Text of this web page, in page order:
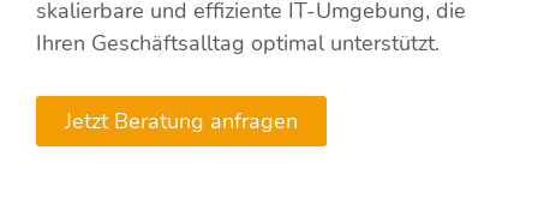
skalierbare und effiziente IT-Umgebung, die
Ihren Geschäftsalltag optimal unterstützt.
Jetzt Beratung anfragen